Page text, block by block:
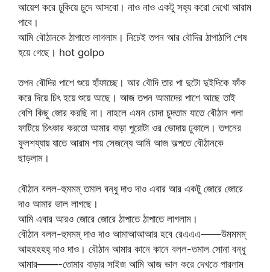
আয়েশ করে ঢুকিয়ে চুদে আসবো। নাও নাও একটু সহ্য করো দেখো আরাম
পাবে।
আমি বৌঠানকে ঠাপাতে লাগলাম। নিচেই তপন আর বৌদির ঠাপাঠাপি শেষ
হয়ে গেছে। hot golpo
তপন বৌদির পাশে শুয়ে হাঁফাচ্ছে। আর বৌদি তার পা দুটো দুইদিকে ফাঁক
করে দিয়ে চিৎ হয়ে শুয়ে আছে। আজ তপন আমাদের পাশে আছে তাই
বেশি কিছু জোর করছি না। নাহলে এমন চোদা চুদতাম যাতে বৌঠান গলা
ফাটিয়ে চিৎকার করতো আমার বাড়া পুরোটা ওর ভোদায় ঢুকালে। তপনের
ফুলশয্যায় যাতে আরাম পায় সেজন্যে আমি আজ অল্পতে বৌঠানকে
ছাড়লাম।
বৌঠান বলল-হুমমম্ তমাল বন্ধু দাও দাও এবার আর একটু জোরে জোরে
দাও আমার ভাল লাগছে।
আমি এবার আরও জোরে জোরে ঠাপাতে ঠাপাতে লাগলাম।
বৌঠান বলল-হুমমম্ দাও দাও আমাআআআর হবে রেএএএ——উমমমম্
আহহহহহ্ দাও দাও। বৌঠান আমার কানে কানে বলল-তমাল সোনা বন্ধু
আমার——-তোমার বাড়ার সাইজ আমি আজ ভাল করে দেখতে পারলাম